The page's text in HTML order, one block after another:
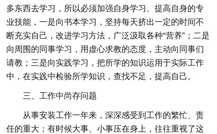
多东西去学习，所以必须加强自身学习、提高自身的专
业技能，一是向书本学习，坚持每天挤出一定的时间不
断充实自己，改进学习方法，广泛汲取各种“营养”；二是
向周围的同事学习，用虚心求教的态度，主动向同事们
请教；三是向实践学习，把所学的知识运用于实际工作
中，在实践中检验所学知识，查找不足，提高自己。
三、工作中尚存问题
从事安装工作一年来，深深感受到工作的繁忙、责
任的重大；有时候大事、小事压在身上，往往重视了这